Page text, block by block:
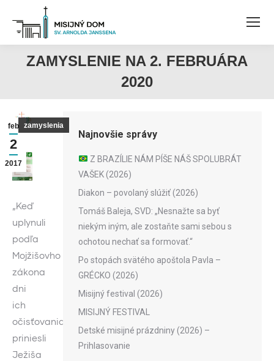
ZAMYSLENIE NA 2. FEBRUÁRA
2020
feb
2
2017
zamyslenia
„Keď
uplynuli
podľa
Mojžišovho
zákona
dni
ich
očisťovania,
priniesli
Ježiša
Najnovšie správy
Z BRAZÍLIE NÁM PÍŠE NÁŠ SPOLUBRÁT
VAŠEK (2026)
Diakon – povolaný slúžiť (2026)
Tomáš Baleja, SVD: „Nesnažte sa byť
niekým iným, ale zostaňte sami sebou s
ochotou nechať sa formovať.“
Po stopách svätého apoštola Pavla –
GRÉCKO (2026)
Misijný festival (2026)
MISIJNÝ FESTIVAL
Detské misijné prázdniny (2026) –
Prihlasovanie